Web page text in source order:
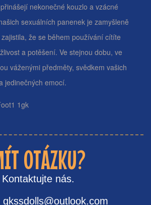
nekonečné kouzlo a vzácné
sexuálních panenek je zamyšleně
že se během používání cítíte
a potěšení. Ve stejnou dobu, ve
váženými předměty, svědkem vašich
jedinečných emocí.
OTÁZKU?
Kontaktujte nás.
gkssdolls@outlook.com